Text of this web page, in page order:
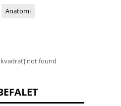
Anatomi
not found